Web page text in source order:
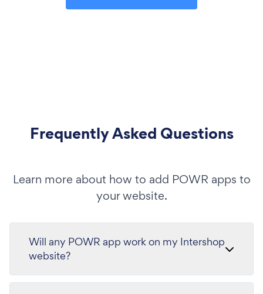
Frequently Asked Questions
Learn more about how to add POWR apps to
your website.
Will any POWR app work on my Intershop
website?